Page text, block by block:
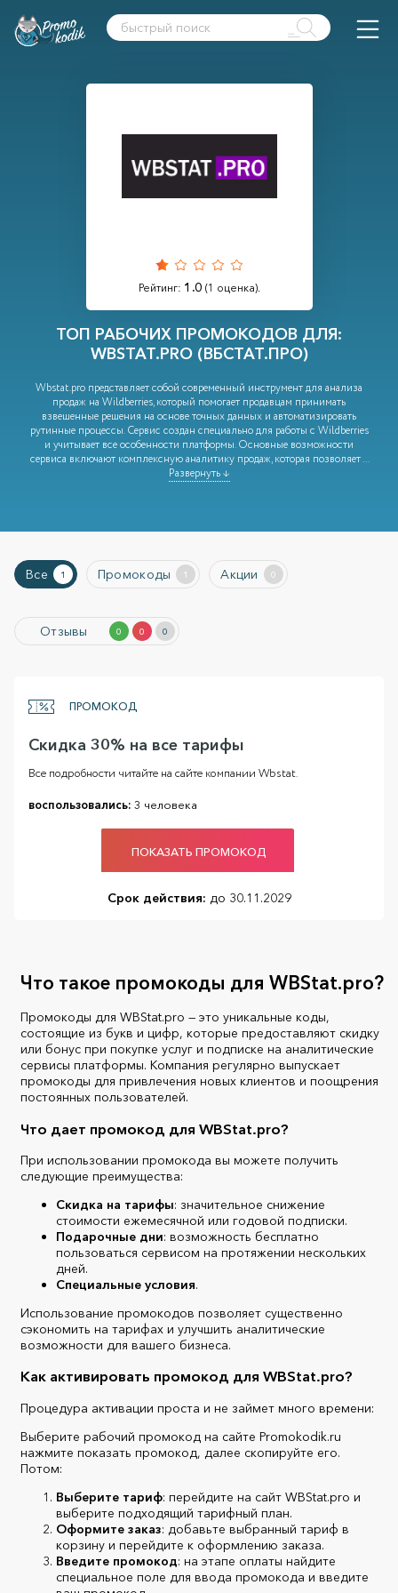
Рейтинг: 1.0 (1 оценка).
ТОП РАБОЧИХ ПРОМОКОДОВ ДЛЯ:
WBSTAT.PRO (ВБСТАТ.ПРО)
Wbstat.pro представляет собой современный инструмент для анализа
продаж на Wildberries, который помогает продавцам принимать
взвешенные решения на основе точных данных и автоматизировать
рутинные процессы. Сервис создан специально для работы с Wildberries
и учитывает все особенности платформы. Основные возможности
сервиса включают комплексную аналитику продаж, которая позволяет...
Развернуть ↓
Все 1 Промокоды 1 Акции 0
Отзывы 0 0 0
ПРОМОКОД
Скидка 30% на все тарифы
Все подробности читайте на сайте компании Wbstat.
воспользовались: 3 человека
ПОКАЗАТЬ ПРОМОКОД
Срок действия: до 30.11.2029
Что такое промокоды для WBStat.pro?
Промокоды для WBStat.pro — это уникальные коды,
состоящие из букв и цифр, которые предоставляют скидку
или бонус при покупке услуг и подписке на аналитические
сервисы платформы. Компания регулярно выпускает
промокоды для привлечения новых клиентов и поощрения
постоянных пользователей.
Что дает промокод для WBStat.pro?
При использовании промокода вы можете получить
следующие преимущества:
Скидка на тарифы: значительное снижение
стоимости ежемесячной или годовой подписки.
Подарочные дни: возможность бесплатно
пользоваться сервисом на протяжении нескольких
дней.
Специальные условия.
Использование промокодов позволяет существенно
сэкономить на тарифах и улучшить аналитические
возможности для вашего бизнеса.
Как активировать промокод для WBStat.pro?
Процедура активации проста и не займет много времени:
Выберите рабочий промокод на сайте Promokodik.ru
нажмите показать промокод, далее скопируйте его.
Потом:
Выберите тариф: перейдите на сайт WBStat.pro и
выберите подходящий тарифный план.
Оформите заказ: добавьте выбранный тариф в
корзину и перейдите к оформлению заказа.
Введите промокод: на этапе оплаты найдите
специальное поле для ввода промокода и введите